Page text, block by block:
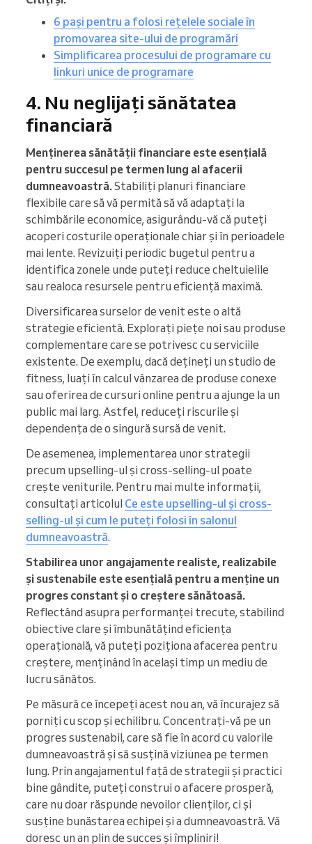
6 pași pentru a folosi rețelele sociale în
promovarea site-ului de programări
Simplificarea procesului de programare cu
linkuri unice de programare
4. Nu neglijați sănătatea
financiară
Menținerea sănătății financiare este esențială
pentru succesul pe termen lung al afacerii
dumneavoastră.Stabiliți planuri financiare
flexibile care să vă permită să vă adaptați la
schimbările economice, asigurându-vă că puteți
acoperi costurile operaționale chiar și în perioadele
mai lente. Revizuiți periodic bugetul pentru a
identifica zonele unde puteți reduce cheltuielile
sau realoca resursele pentru eficiență maximă.
Diversificarea surselor de venit este o altă
strategie eficientă. Explorați piețe noi sau produse
complementare care se potrivesc cu serviciile
existente. De exemplu, dacă dețineți un studio de
fitness, luați în calcul vânzarea de produse conexe
sau oferirea de cursuri online pentru a ajunge la un
public mai larg. Astfel, reduceți riscurile și
dependența de o singură sursă de venit.
De asemenea, implementarea unor strategii
precum upselling-ul și cross-selling-ul poate
crește veniturile. Pentru mai multe informații,
consultați articolul Ce este upselling-ul și cross-
selling-ul și cum le puteți folosi în salonul
dumneavoastră.
Stabilirea unor angajamente realiste, realizabile
și sustenabile este esențială pentru a menține un
progres constant și o creștere sănătoasă.
Reflectând asupra performanței trecute, stabilind
obiective clare și îmbunătățind eficiența
operațională, vă puteți poziționa afacerea pentru
creștere, menținând în același timp un mediu de
lucru sănătos.
Pe măsură ce începeți acest nou an, vă încurajez să
porniți cu scop și echilibru. Concentrați-vă pe un
progres sustenabil, care să fie în acord cu valorile
dumneavoastră și să susțină viziunea pe termen
lung. Prin angajamentul față de strategii și practici
bine gândite, puteți construi o afacere prosperă,
care nu doar răspunde nevoilor clienților, ci și
susține bunăstarea echipei și a dumneavoastră. Vă
doresc un an plin de succes și împliniri!